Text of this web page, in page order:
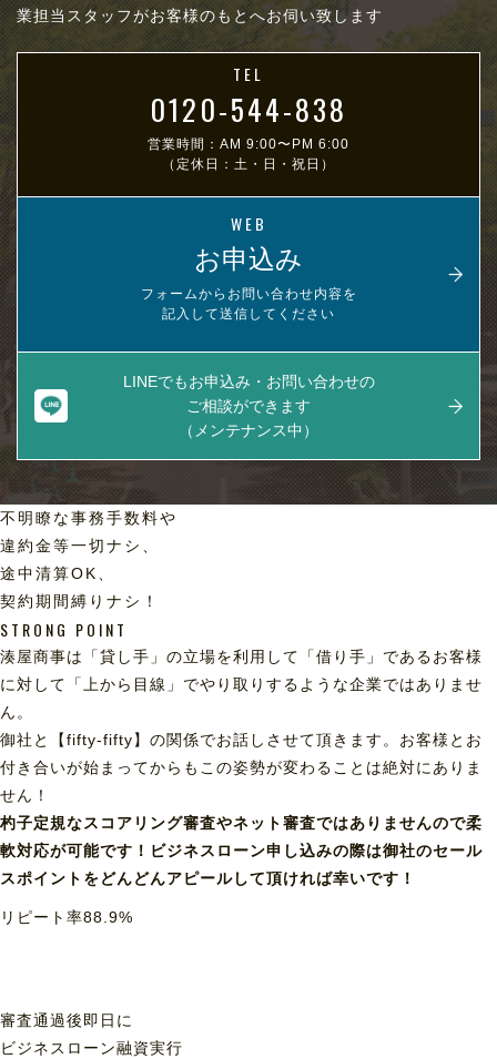
業担当スタッフがお客様のもとへお伺い致します
TEL
0120-544-838
営業時間：AM 9:00〜PM 6:00
（定休日：土・日・祝日）
WEB
お申込み
フォームからお問い合わせ内容を
記入して送信してください
LINEでもお申込み・お問い合わせの
ご相談ができます
（メンテナンス中）
不明瞭な事務手数料や
違約金等一切ナシ、
途中清算OK、
契約期間縛りナシ！
STRONG POINT
湊屋商事は「貸し手」の立場を利用して「借り手」であるお客様
に対して「上から目線」でやり取りするような企業ではありませ
ん。
御社と【fifty-fifty】の関係でお話しさせて頂きます。お客様とお
付き合いが始まってからもこの姿勢が変わることは絶対にありま
せん！
杓子定規なスコアリング審査やネット審査ではありませんので柔
軟対応が可能です！ビジネスローン申し込みの際は御社のセール
スポイントをどんどんアピールして頂ければ幸いです！
リピート率88.9%
審査通過後即日に
ビジネスローン融資実行